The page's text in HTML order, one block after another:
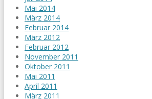
Mai 2014
März 2014
Februar 2014
März 2012
Februar 2012
November 2011
Oktober 2011
Mai 2011
April 2011
März 2011